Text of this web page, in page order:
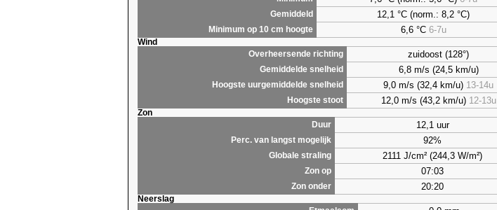
Gemiddeld 12,1 °C (norm.: 8,2 °C)
Minimum op 10 cm hoogte 6,6°C 6-7u
Wind
Overheersende richting
zuidoost (128°)
Gemiddelde snelheid 6,8 m/s (24,5 km/u)
Hoogste uurgemiddelde snelheid 9,0 m/s (32,4 km/u) 13-14u
Hoogste stoot 12,0 m/s (43,2 km/u) 12-13u
Zon
Duur
12,1 uur
Perc. van langst mogelijk 92%
Globale straling 2111 J/cm² (244,3 W/m²)
Zon op 07:03
Zon onder 20:20
Neerslag